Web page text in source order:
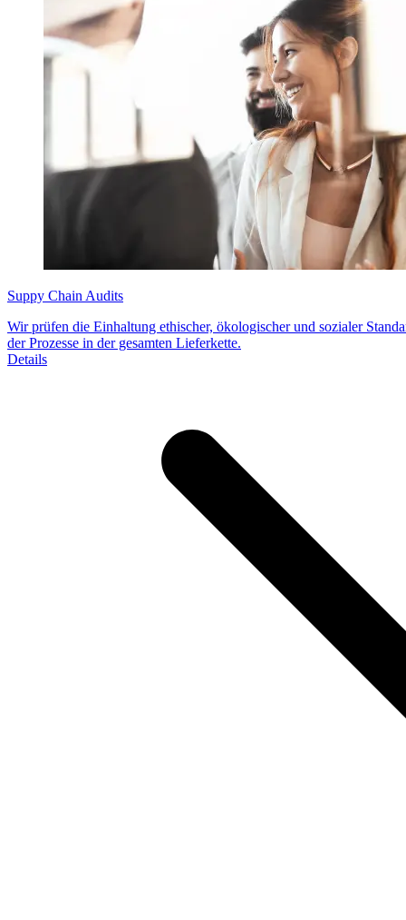
Suppy Chain Audits
Wir prüfen die Einhaltung ethischer, ökologischer und sozialer
der Prozesse in der gesamten Lieferkette.
Details